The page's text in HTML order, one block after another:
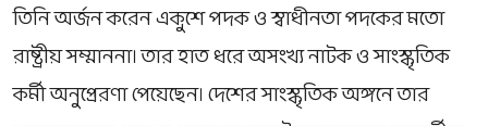
তিনি অর্জন করেন একুশে পদক ও স্বাধীনতা পদকের মতো
রাষ্ট্রীয় সম্মাননা। তার হাত ধরে অসংখ্য নাটক ও সাংস্কৃতিক
কর্মী অনুপ্রেরণা পেয়েছেন। দেশের সাংস্কৃতিক অঙ্গনে তার